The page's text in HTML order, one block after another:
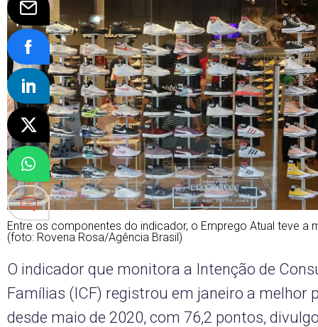
Entre os componentes do indicador, o Emprego Atual teve a
(foto: Rovena Rosa/Agência Brasil)
O indicador que monitora a Intenção de
Famílias (ICF) registrou em janeiro a melhor
desde maio de 2020, com 76,2 pontos,